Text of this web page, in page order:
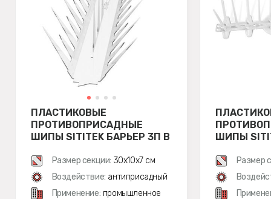
ПЛАСТИКОВЫЕ
ПРОТИВОПРИСАДНЫЕ
ШИПЫ SITITEK БАРЬЕР 3П В
Размер секции: 30х10х7 см
Воздействие: антиприсадный
Применение: промышленное
ШИПЫ
Размер